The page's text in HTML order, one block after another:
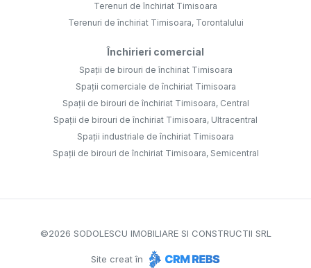
Terenuri de închiriat Timisoara
Terenuri de închiriat Timisoara, Torontalului
Închirieri comercial
Spații de birouri de închiriat Timisoara
Spații comerciale de închiriat Timisoara
Spații de birouri de închiriat Timisoara, Central
Spații de birouri de închiriat Timisoara, Ultracentral
Spații industriale de închiriat Timisoara
Spații de birouri de închiriat Timisoara, Semicentral
©2026 SODOLESCU IMOBILIARE SI CONSTRUCTII SRL
Site creat în